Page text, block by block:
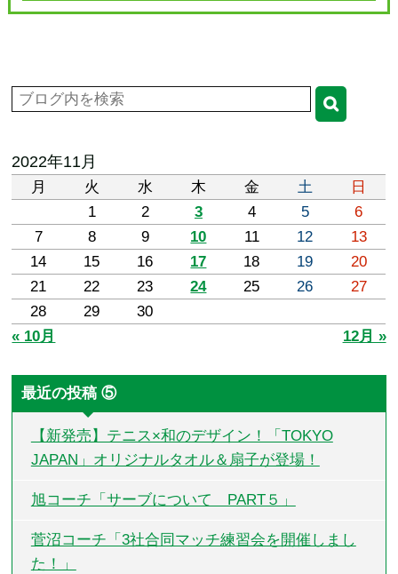
2022年11月
月 火 水 木 金 土
日
1
2 3 4 5
6
7
8 9 10 11 12
13
14
15 16 17 18 19
20
21
22 23 24 25 26
27
28
29
30
« 10月
12月 »
最近の投稿 ⑤
【新発売】テニス×和のデザイン！「TOKYO
JAPAN」オリジナルタオル＆扇子が登場！
旭コーチ「サーブについて PART５」
菅沼コーチ「3社合同マッチ練習会を開催しまし
た！」